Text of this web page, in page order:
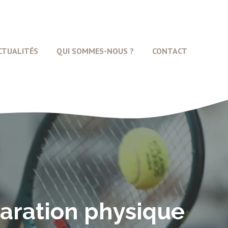
QUI SOMMES-NOUS ? CONTACT
physique